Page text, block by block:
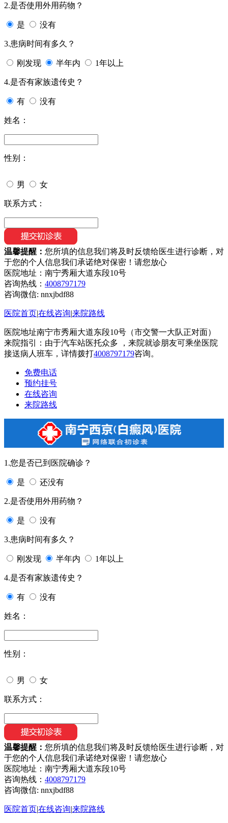
2.是否使用外用药物？
是 没有
3.患病时间有多久？
刚发现 半年内 1年以上
4.是否有家族遗传史？
有 没有
姓名：
性别：
男 女
联系方式：
温馨提醒： 您所填的信息我们将及时反馈给医生进行诊断，对
于您的个人信息我们承诺绝对保密！请您放心
医院地址：南宁秀厢大道东段10号
咨询热线： 4008797179
咨询微信: nnxjbdf88
医院首页|在线咨询|来院路线
医院地址南宁市秀厢大道东段10号（市交警一大队正对面）
来院指引：由于汽车站医托众多 ，来院就诊朋友可乘坐医院
接送病人班车，详情拨打4008797179咨询。
免费电话
预约挂号
在线咨询
来院路线
1.您是否已到医院确诊？
是 还没有
2.是否使用外用药物？
是 没有
3.患病时间有多久？
刚发现 半年内 1年以上
4.是否有家族遗传史？
有 没有
姓名：
性别：
男 女
联系方式：
温馨提醒： 您所填的信息我们将及时反馈给医生进行诊断，对
于您的个人信息我们承诺绝对保密！请您放心
医院地址：南宁秀厢大道东段10号
咨询热线： 4008797179
咨询微信: nnxjbdf88
医院首页|在线咨询|来院路线